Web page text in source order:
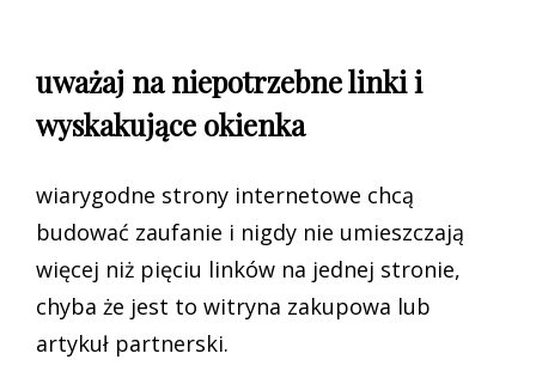
uważaj na niepotrzebne linki i
wyskakujące okienka
wiarygodne strony internetowe chcą
budować zaufanie i nigdy nie umieszczają
więcej niż pięciu linków na jednej stronie,
chyba że jest to witryna zakupowa lub
artykuł partnerski.